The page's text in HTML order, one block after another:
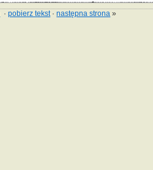
·pobierz tekst·następna strona »